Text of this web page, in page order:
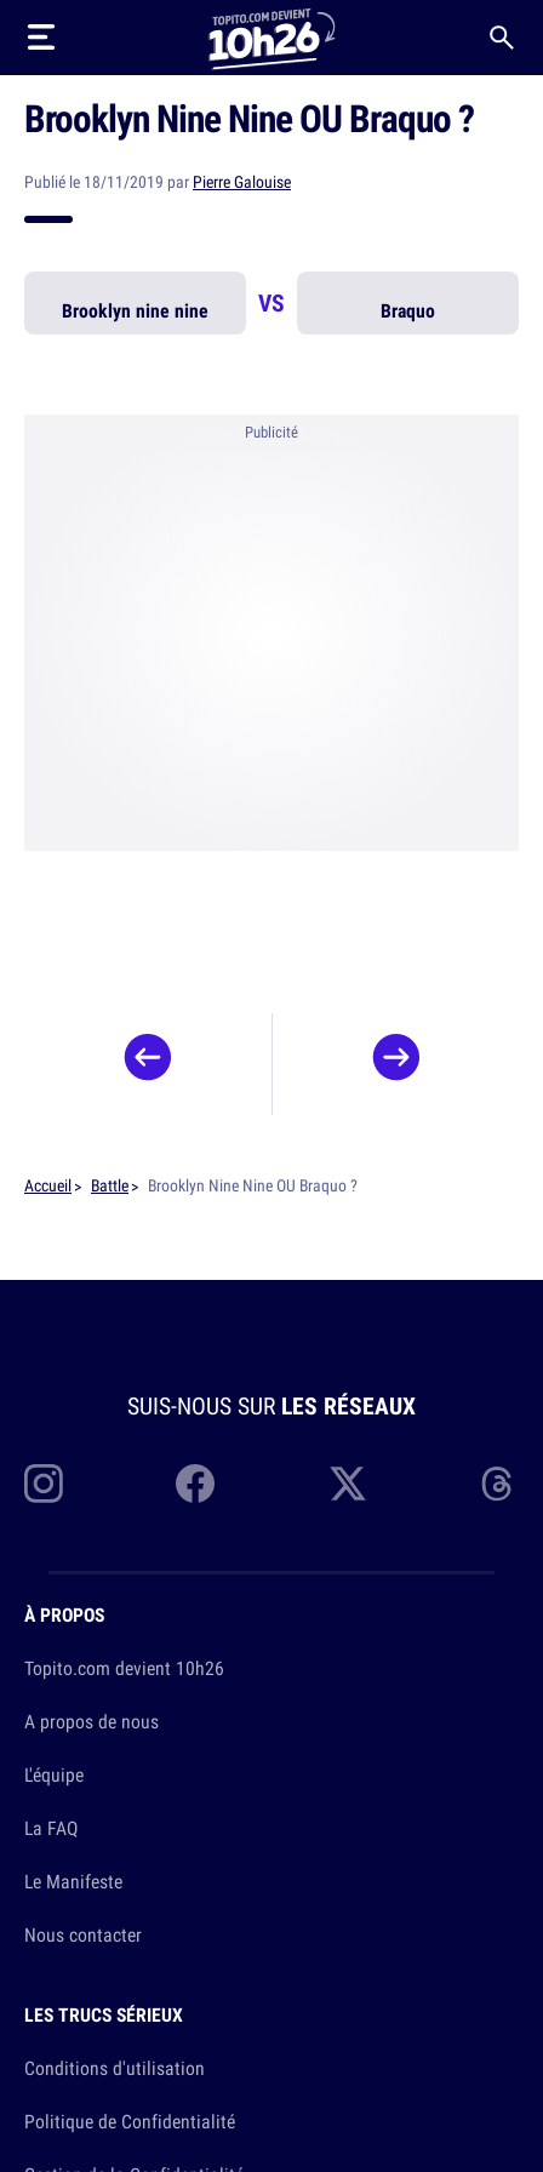
Brooklyn Nine Nine OU Braquo ?
Publié le 18/11/2019 par Pierre Galouise
Brooklyn nine nine VS Braquo
Publicité
Accueil Battle Brooklyn Nine Nine OU Braquo ?
SUIS-NOUS SUR LES RÉSEAUX
À PROPOS
Topito.com devient 10h26
A propos de nous
L'équipe
La FAQ
Le Manifeste
Nous contacter
LES TRUCS SÉRIEUX
Conditions d'utilisation
Politique de Confidentialité